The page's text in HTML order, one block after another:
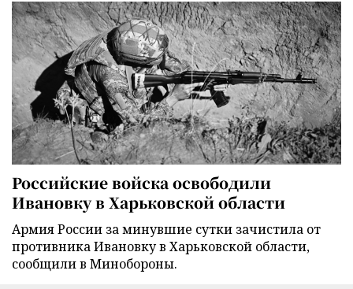
Российские войска освободили
Ивановку в Харьковской области
Армия России за минувшие сутки зачистила от
противника Ивановку в Харьковской области,
сообщили в Минобороны.